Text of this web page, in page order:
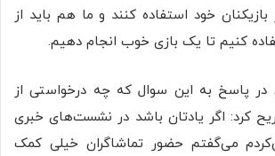
خود استفاده کنند و ما هم باید از
کنیم تا یک بازی خوب انجام دهیم.
در پاسخ به این سوال که چه درخواستی از
کرد: اگر یادتان باشد در نشست‌های خبری
می‌گفتم حضور تماشاگران خیلی کمک